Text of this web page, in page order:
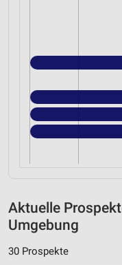
Aktuelle
Umgebung
30 Prospekte